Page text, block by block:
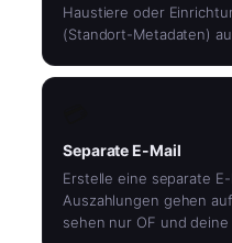
Haustiere oder
(Standort-Metadaten)
Separate E-Mail
Erstelle eine separate
Auszahlungen gehen
sehen nur OF und deine